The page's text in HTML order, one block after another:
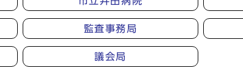
監査事務局
議会局